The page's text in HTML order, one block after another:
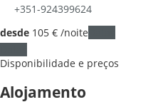
+351-924399624
desde 105 € /noite
Disponibilidade e preços
Alojamento